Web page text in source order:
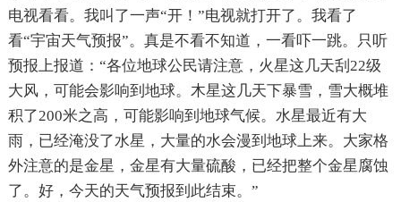
电视看看。我叫了一声“开！”电视就打开了。我看了
看“宇宙天气预报”。真是不看不知道，一看吓一跳。只听
预报上报道：“各位地球公民请注意，火星这几天刮22级
大风，可能会影响到地球。木星这几天下暴雪，雪大概堆
积了200米之高，可能影响到地球气候。水星最近有大
雨，已经淹没了水星，大量的水会漫到地球上来。大家格
外注意的是金星，金星有大量硫酸，已经把整个金星腐蚀
了。好，今天的天气预报到此结束。”